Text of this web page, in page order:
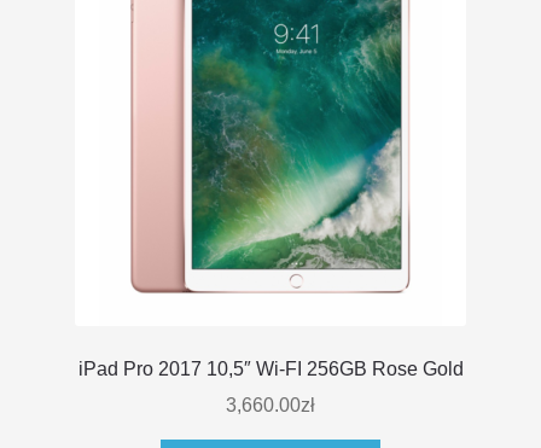
iPad Pro 2017 10,5″ Wi-FI 256GB Rose Gold
3,660.00zł